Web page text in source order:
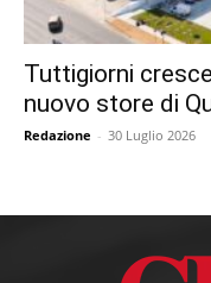
Tuttigiorni
nuovo store di
Redazione - 30 Luglio 2026